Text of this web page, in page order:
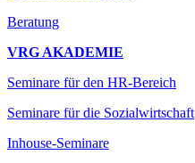
Beratung
VRG AKADEMIE
Seminare für den HR-Bereich
Seminare für die Sozialwirtschaft
Inhouse-Seminare